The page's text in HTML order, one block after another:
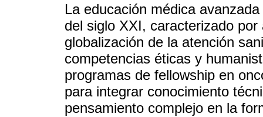
La educación médica
del siglo XXI, caracterizado
globalización de la atención
competencias éticas y
programas de fellowship en
para integrar conocimiento
pensamiento complejo en la